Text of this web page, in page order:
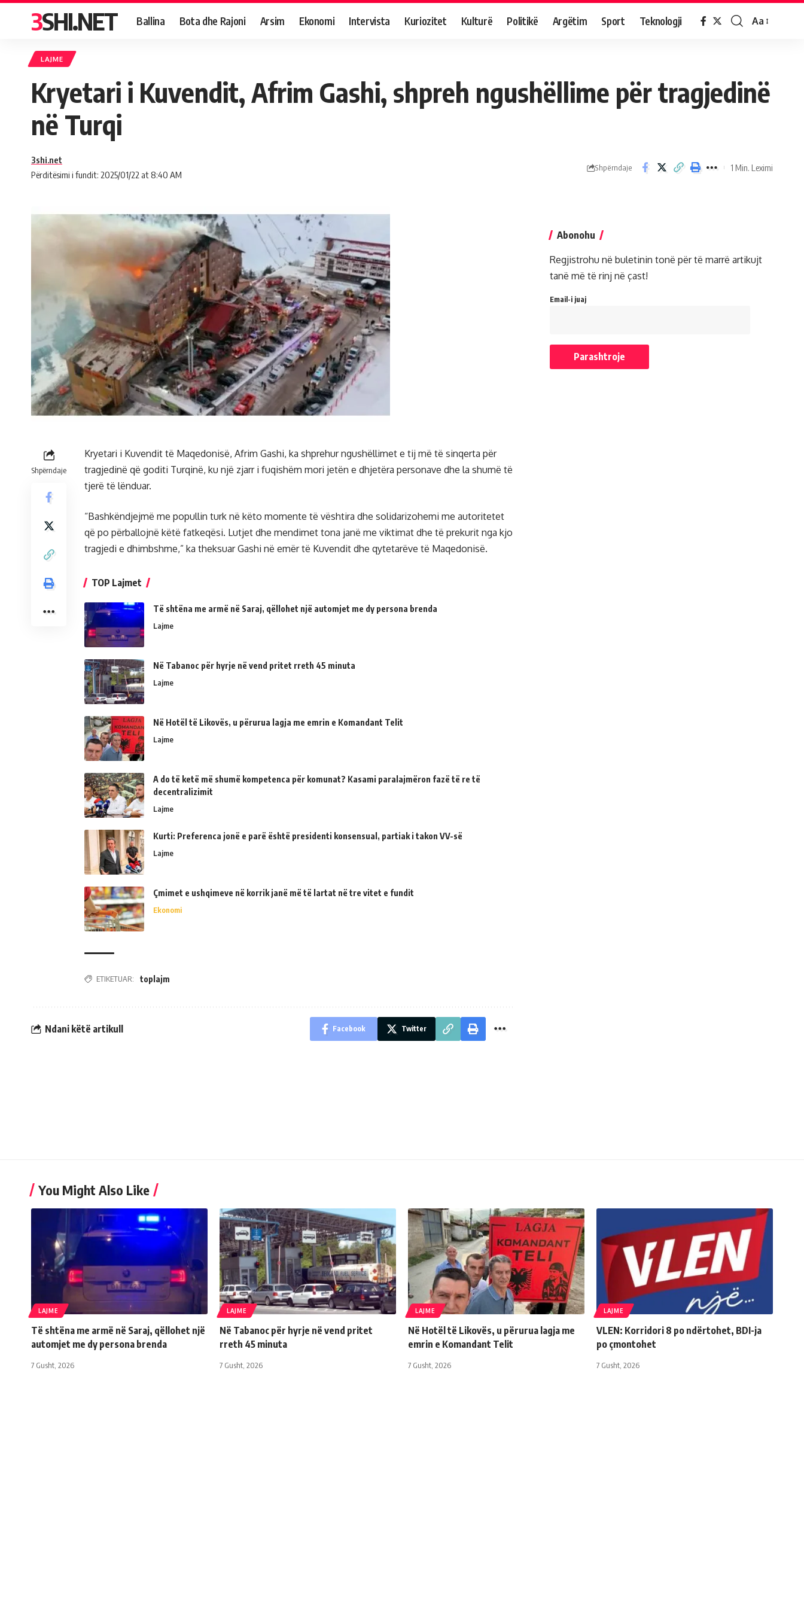
3SHI.NET Ballina Bota dhe Rajoni Arsim Ekonomi Intervista Kuriozitet Kulturë Politikë Argëtim Sport Teknologji Aa
LAJME
Kryetari i Kuvendit, Afrim Gashi, shpreh ngushëllime për tragjedinë
në Turqi
Përditësimi i fundit: 2025/01/22 at 8:40 AM
3shi.net
Shpërndaje 1 Min. Leximi
Shpërndaje
Kryetari i Kuvendit të Maqedonisë, Afrim Gashi, ka shprehur ngushëllimet e tij më të sinqerta për
tragjedinë që goditi Turqinë, ku një zjarr i fuqishëm mori jetën e dhjetëra personave dhe la shumë të
tjerë të lënduar.
“Bashkëndjejmë me popullin turk në këto momente të vështira dhe solidarizohemi me autoritetet
që po përballojnë këtë fatkeqësi. Lutjet dhe mendimet tona janë me viktimat dhe të prekurit nga kjo
tragjedi e dhimbshme,” ka theksuar Gashi në emër të Kuvendit dhe qytetarëve të Maqedonisë.
TOP Lajmet
Të shtëna me armë në Saraj, qëllohet një automjet me dy persona brenda
Lajme
Në Tabanoc për hyrje në vend pritet rreth 45 minuta
Lajme
Në Hotël të Likovës, u përurua lagja me emrin e Komandant Telit
Lajme
A do të ketë më shumë kompetenca për komunat? Kasami paralajmëron fazë të re të
decentralizimit
Lajme
Kurti: Preferenca jonë e parë është presidenti konsensual, partiak i takon VV-së
Lajme
Çmimet e ushqimeve në korrik janë më të lartat në tre vitet e fundit
Ekonomi
ETIKETUAR: toplajm
Ndani këtë artikull Facebook Twitter
Abonohu
Regjistrohu në buletinin tonë për të marrë artikujt
tanë më të rinj në çast!
Email-i juaj
You Might Also Like
LAJME
Të shtëna me armë në Saraj, qëllohet një
automjet me dy persona brenda
7 Gusht, 2026
LAJME
Në Tabanoc për hyrje në vend pritet
rreth 45 minuta
7 Gusht, 2026
LAJME
Në Hotël të Likovës, u përurua lagja me
emrin e Komandant Telit
7 Gusht, 2026
LAJME
VLEN: Korridori 8 po ndërtohet, BDI-ja
po çmontohet
7 Gusht, 2026